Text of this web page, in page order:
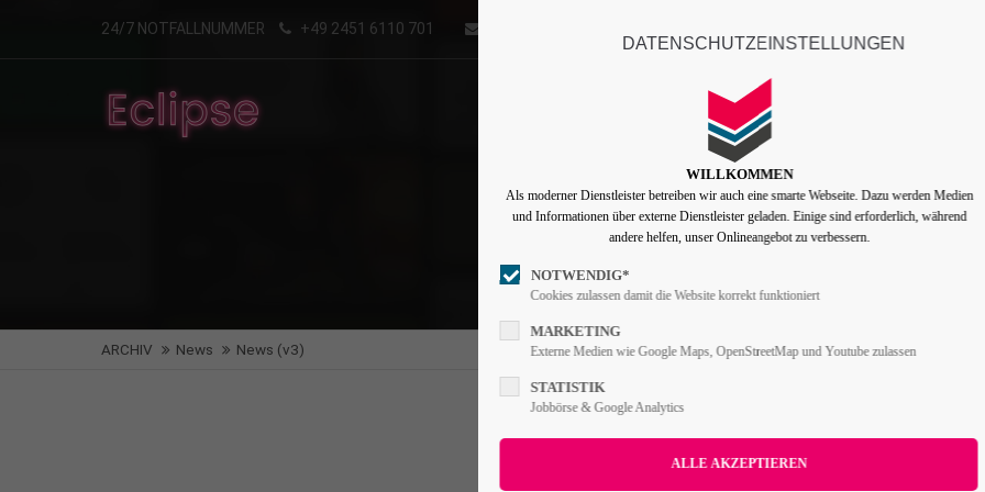
Benutzername
Angemeldet bleiben
24h / 365days
We offer support for our customers
Mon - Fri 8:00am - 5:00pm(GMT +1)
Cybersteel Inc.
376-293 City Road, Suite 600
San Francisco, CA 94102
Have any questions?
Drop us a line
24/7 NOTFALLNUMMER +49 2451 6110 701
Features
ARCHIV News News (v3)
DATENSCHUTZEINSTELLUNGEN
WILLKOMMEN
Als moderner Dienstleister betreiben wir auch eine smarte Webseite. Dazu werden Medien
und Informationen über externe Dienstleister geladen. Einige sind erforderlich, während
andere helfen, unser Onlineangebot zu verbessern.
NOTWENDIG*
Cookies zulassen damit die Website korrekt funktioniert
MARKETING
Externe Medien wie Google Maps, OpenStreetMap und Youtube zulassen
STATISTIK
Jobbörse & Google Analytics